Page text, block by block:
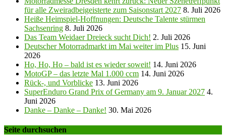
für alle Zweiradbeigeisterte zum Saisonstart 2027 8. Juli 2026
Heiße Heimspiel-Hoffnungen: Deutsche Talente stürmen
Sachsenring 8. Juli 2026
Das Team Weidaer Dreieck sucht Dich! 2. Juli 2026
Deutscher Motorradmarkt im Mai weiter im Plus 15. Juni
2026
Ho, Ho, Ho – bald ist es wieder soweit! 14. Juni 2026
MotoGP – das letzte Mal 1.000 ccm 14. Juni 2026
Rück-, und Vorblicke 13. Juni 2026
SuperEnduro Grand Prix of Germany am 9. Januar 2027 4.
Juni 2026
Danke – Danke – Danke! 30. Mai 2026
Seite durchsuchen